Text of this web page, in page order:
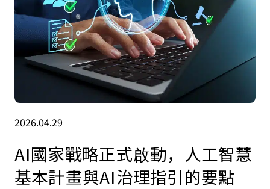
2026.04.29
AI國家戰略正式啟動，人工智慧
基本計畫與AI治理指引的要點